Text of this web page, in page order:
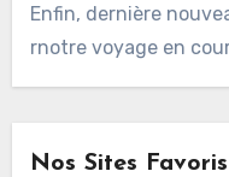
Enfin, dernière
rnotre voyage en
Nos Sites Favoris